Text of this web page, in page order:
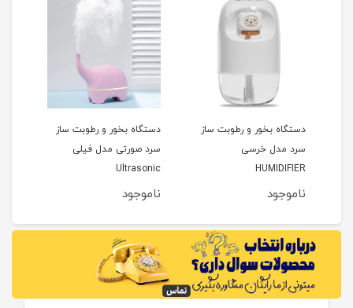
دستگاه بخور و رطوبت ساز
سرد مدل خرسی
HUMIDIFIER
ناموجود
دستگاه بخور و رطوبت ساز
سرد صورتی مدل فیلی
Ultrasonic
ناموجود